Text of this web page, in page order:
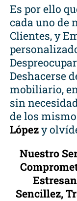
Es por ello
cada uno de
Clientes, y
Deshacerse
mobiliario,
sin
de los
Lópezy
Nuestro
Sencillez,